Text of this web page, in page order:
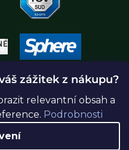
zážitek z nákupu?
relevantní obsah a
Podrobnosti